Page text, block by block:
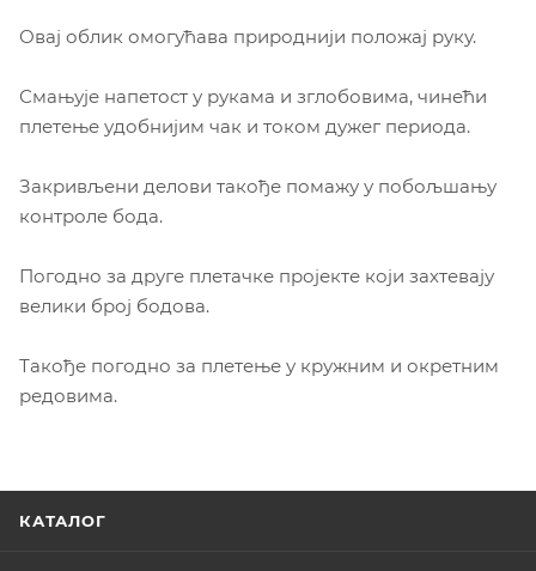
Овај облик омогућава природнији положај руку.
Смањује напетост у рукама и зглобовима, чинећи
плетење удобнијим чак и током дужег периода.
Закривљени делови такође помажу у побољшању
контроле бода.
Погодно за друге плетачке пројекте који захтевају
велики број бодова.
Такође погодно за плетење у кружним и окретним
редовима.
КАТАЛОГ